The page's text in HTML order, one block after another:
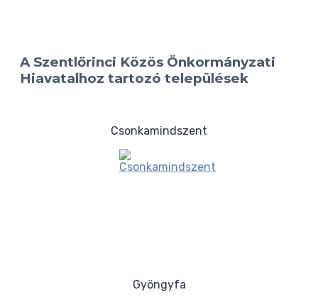
A Szentlőrinci Közös Önkormányzati
Hiavatalhoz tartozó települések
Csonkamindszent
Gyöngyfa